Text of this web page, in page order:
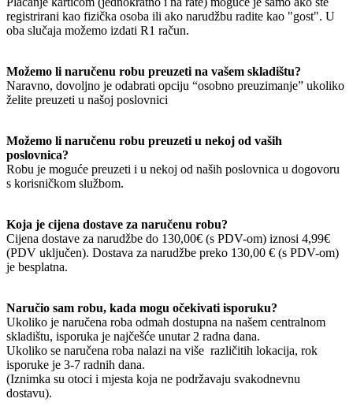
registrirani kao fizička osoba ili ako narudžbu radite kao "gost". U
oba slučaja možemo izdati R1 račun.
Možemo li naručenu robu preuzeti na vašem skladištu?
Naravno, dovoljno je odabrati opciju “osobno preuzimanje” ukoliko
želite preuzeti u našoj poslovnici
Možemo li naručenu robu preuzeti u nekoj od vaših
poslovnica?
Robu je moguće preuzeti i u nekoj od naših poslovnica u dogovoru
s korisničkom službom.
Koja je cijena dostave za naručenu robu?
Cijena dostave za narudžbe do 130,00€ (s PDV-om) iznosi 4,99€
(PDV uključen). Dostava za narudžbe preko 130,00 € (s PDV-om)
je besplatna.
Naručio sam robu, kada mogu očekivati isporuku?
Ukoliko je naručena roba odmah dostupna na našem centralnom
skladištu, isporuka je najčešće unutar 2 radna dana.
Ukoliko se naručena roba nalazi na više različitih lokacija, rok
isporuke je 3-7 radnih dana.
(Iznimka su otoci i mjesta koja ne podržavaju svakodnevnu
dostavu).